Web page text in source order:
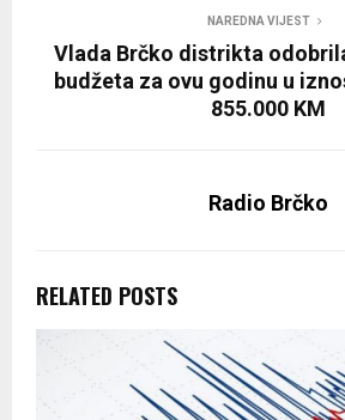
NAREDNA VIJEST
Vlada Brčko distrikta
budžeta za ovu godinu u
855.000 KM
Radio Brčko
RELATED POSTS